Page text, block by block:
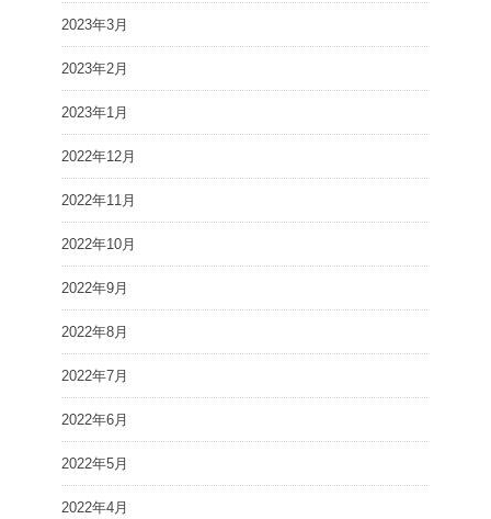
2023年3月
2023年2月
2023年1月
2022年12月
2022年11月
2022年10月
2022年9月
2022年8月
2022年7月
2022年6月
2022年5月
2022年4月